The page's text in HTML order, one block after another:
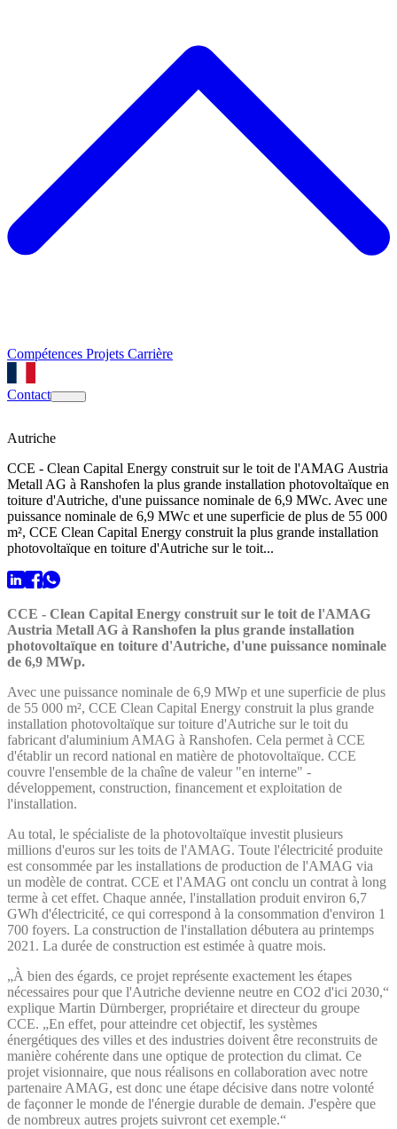
Compétences Projets Carrière
Contact
Autriche
CCE - Clean Capital Energy construit sur le toit de l'AMAG Austria
Metall AG à Ranshofen la plus grande installation photovoltaïque en
toiture d'Autriche, d'une puissance nominale de 6,9 MWc. Avec une
puissance nominale de 6,9 MWc et une superficie de plus de 55 000
m², CCE Clean Capital Energy construit la plus grande installation
photovoltaïque en toiture d'Autriche sur le toit...
CCE - Clean Capital Energy construit sur le toit de l'AMAG
Austria Metall AG à Ranshofen la plus grande installation
photovoltaïque en toiture d'Autriche, d'une puissance nominale
de 6,9 MWp.
Avec une puissance nominale de 6,9 MWp et une superficie de plus
de 55 000 m², CCE Clean Capital Energy construit la plus grande
installation photovoltaïque sur toiture d'Autriche sur le toit du
fabricant d'aluminium AMAG à Ranshofen. Cela permet à CCE
d'établir un record national en matière de photovoltaïque. CCE
couvre l'ensemble de la chaîne de valeur "en interne" -
développement, construction, financement et exploitation de
l'installation.
Au total, le spécialiste de la photovoltaïque investit plusieurs
millions d'euros sur les toits de l'AMAG. Toute l'électricité produite
est consommée par les installations de production de l'AMAG via
un modèle de contrat. CCE et l'AMAG ont conclu un contrat à long
terme à cet effet. Chaque année, l'installation produit environ 6,7
GWh d'électricité, ce qui correspond à la consommation d'environ 1
700 foyers. La construction de l'installation débutera au printemps
2021. La durée de construction est estimée à quatre mois.
„À bien des égards, ce projet représente exactement les étapes
nécessaires pour que l'Autriche devienne neutre en CO2 d'ici 2030,“
explique Martin Dürnberger, propriétaire et directeur du groupe
CCE. „En effet, pour atteindre cet objectif, les systèmes
énergétiques des villes et des industries doivent être reconstruits de
manière cohérente dans une optique de protection du climat. Ce
projet visionnaire, que nous réalisons en collaboration avec notre
partenaire AMAG, est donc une étape décisive dans notre volonté
de façonner le monde de l'énergie durable de demain. J'espère que
de nombreux autres projets suivront cet exemple.“